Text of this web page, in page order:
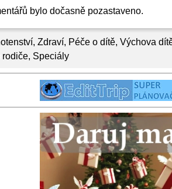
, Zdraví, Péče o dítě, Výchova
rodiče, Speciály
bylo dočasně pozastaveno.